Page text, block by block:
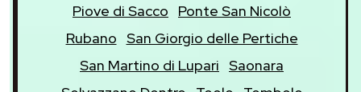
Piove di Sacco
Ponte San Nicolò
Rubano San Giorgio delle Pertiche
San Martino di Lupari Saonara